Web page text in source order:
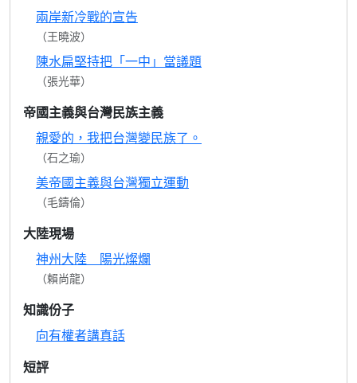
兩岸新冷戰的宣告
（王曉波）
陳水扁堅持把「一中」當議題
（張光華）
帝國主義與台灣民族主義
親愛的，我把台灣變民族了。
（石之瑜）
美帝國主義與台灣獨立運動
（毛鑄倫）
大陸現場
神州大陸 陽光燦爛
（賴尚龍）
知識份子
向有權者講真話
短評